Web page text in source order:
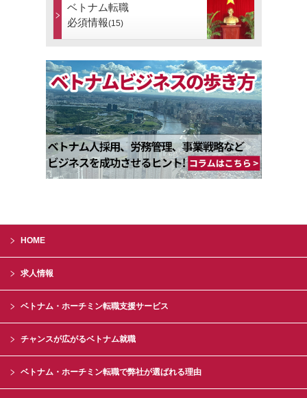
ベトナム転職
必須情報(15)
HOME
求人情報
ベトナム・ホーチミン転職支援サービス
チャンスが広がるベトナム就職
ベトナム・ホーチミン転職で弊社が選ばれる理由